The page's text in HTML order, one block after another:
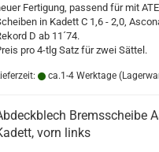
Fertigung, passend für mit
in Kadett C 1,6 - 2,0,
D ab 11´74.
pro 4-tlg Satz für zwei Sättel.
ca.1-4 Werktage
Bremsscheibe
vorn links